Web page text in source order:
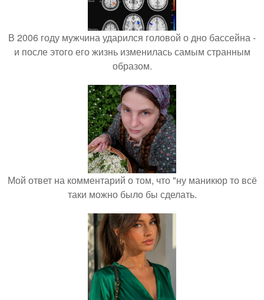
В 2006 году мужчина ударился головой о дно бассейна -
и после этого его жизнь изменилась самым странным
образом.
Мой ответ на комментарий о том, что "ну маникюр то всё
таки можно было бы сделать.